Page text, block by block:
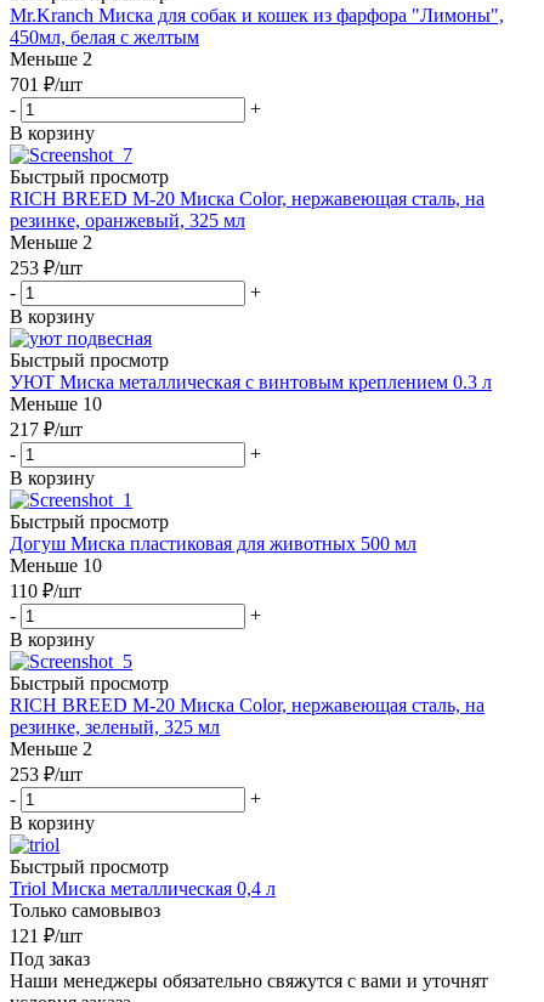
Mr.Kranch Миска для собак и кошек из фарфора "Лимоны",
450мл, белая с желтым
Меньше 2
701 ₽/шт
-
+
В корзину
Быстрый просмотр
RICH BREED М-20 Миска Color, нержавеющая сталь, на
резинке, оранжевый, 325 мл
Меньше 2
253 ₽/шт
-
+
В корзину
Быстрый просмотр
УЮТ Миска металлическая с винтовым креплением 0.3 л
Меньше 10
217 ₽/шт
-
+
В корзину
Быстрый просмотр
Догуш Миска пластиковая для животных 500 мл
Меньше 10
110 ₽/шт
-
+
В корзину
Быстрый просмотр
RICH BREED М-20 Миска Color, нержавеющая сталь, на
резинке, зеленый, 325 мл
Меньше 2
253 ₽/шт
-
+
В корзину
Быстрый просмотр
Triol Миска металлическая 0,4 л
Только самовывоз
121 ₽/шт
Под заказ
Наши менеджеры обязательно свяжутся с вами и уточнят